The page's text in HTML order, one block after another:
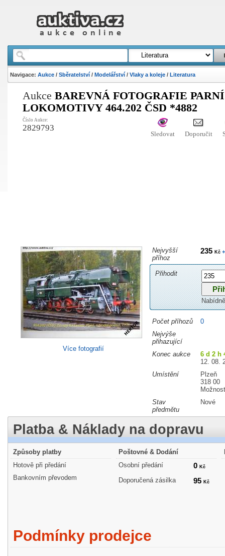
Navigace: Aukce/ Sběratelství/ Modelářství/ Vlaky a koleje/ Literatura
Aukce BAREVNÁ FOTOGRAFIE PARNÍ
LOKOMOTIVY 464.202 ČSD *4882
Číslo Aukce:
2829793
Sledovat Doporučit
Více fotografií
Nejvyšší
příhoz
235 Kč+
Přihodit
Počet příhozů
0
Nejvýše
přihazující
Konec aukce
6 d 2 h
12. 08.
Umístění
Plzeň
318 00
Stav
předmětu
Nové
Platba & Náklady na dopravu
Způsoby platby
Hotově při předání
Bankovním převodem
Poštovné & Dodání
Osobní předání
0 Kč
Doporučená zásilka 95 Kč
Podmínky prodejce